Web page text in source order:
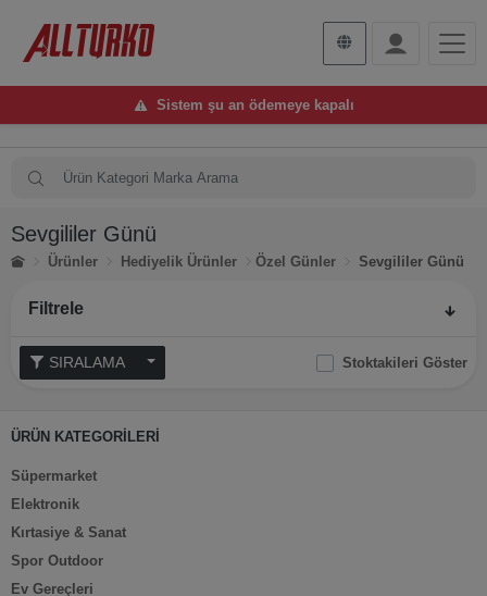
Sistem şu an ödemeye kapalı
Sevgililer Günü
Ürünler Hediyelik Ürünler Özel Günler Sevgililer Günü
Filtrele
Stoktakileri Göster
ÜRÜN KATEGORİLERİ
Süpermarket
Elektronik
Kırtasiye & Sanat
Spor Outdoor
Ev Gereçleri